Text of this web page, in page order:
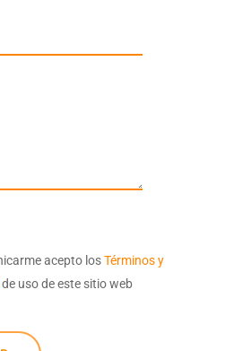
acepto losTérminos y
uso de este sitio web